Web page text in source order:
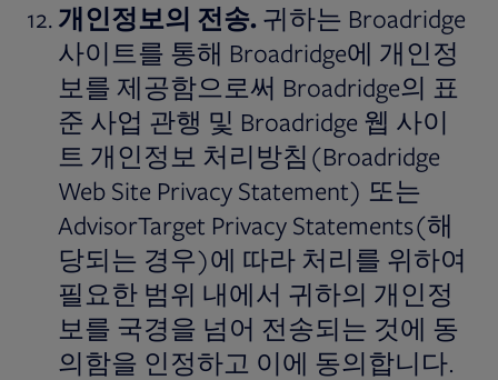
개인정보의 전송. 귀하는 Broadridge
사이트를 통해 Broadridge에 개인정
보를 제공함으로써 Broadridge의 표
준 사업 관행 및 Broadridge 웹 사이
트 개인정보 처리방침(Broadridge
Web Site Privacy Statement) 또는
AdvisorTarget Privacy Statements(해
당되는 경우)에 따라 처리를 위하여
필요한 범위 내에서 귀하의 개인정
보를 국경을 넘어 전송되는 것에 동
의함을 인정하고 이에 동의합니다.